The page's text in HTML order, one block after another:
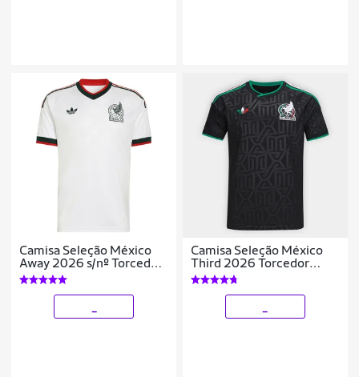
Camisa Seleção México
Away 2026 s/nº Torcedor
Adidas Originals
Masculina
Camisa Seleção México
Third 2026 Torcedor
Adidas Originals
Masculina